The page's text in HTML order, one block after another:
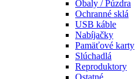
Obaly / Púzdra
Ochranné sklá
USB káble
Nabíjačky
Pamäťové karty
Slúchadlá
Reproduktory
Ostatné